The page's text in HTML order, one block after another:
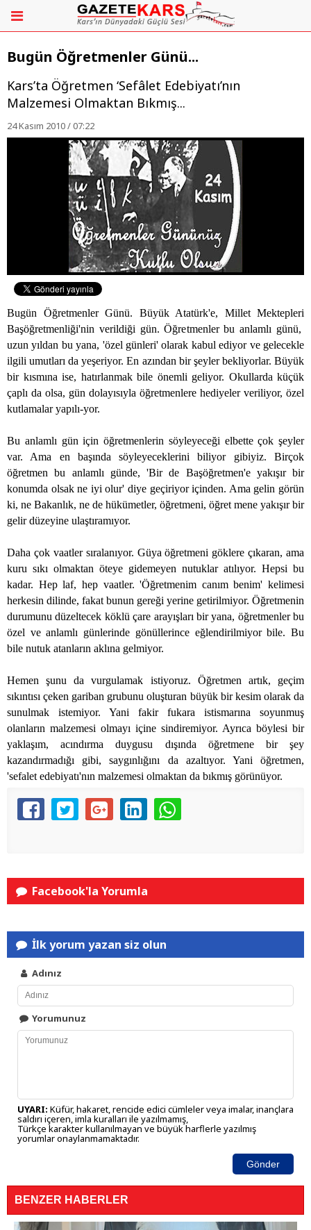
Bugün Öğretmenler Günü...
Kars’ta Öğretmen ‘Sefâlet Edebiyatı’nın
Malzemesi Olmaktan Bıkmış...
24 Kasım 2010 / 07:22
Bugün Öğretmenler Günü. Büyük Atatürk'e, Millet Mektepleri
Başöğretmenliği'nin verildiği gün. Öğretmenler bu anlamlı günü,
uzun yıldan bu yana, 'özel günleri' olarak kabul ediyor ve gelecekle
ilgili umutları da yeşeriyor. En azından bir şeyler bekliyorlar. Büyük
bir kısmına ise, hatırlanmak bile önemli geliyor. Okullarda küçük
çaplı da olsa, gün dolayısıyla öğretmenlere hediyeler veriliyor, özel
kutlamalar yapılı-yor.
Bu anlamlı gün için öğretmenlerin söyleyeceği elbette çok şeyler
var. Ama en başında söyleyeceklerini biliyor gibiyiz. Birçok
öğretmen bu anlamlı günde, 'Bir de Başöğretmen'e yakışır bir
konumda olsak ne iyi olur' diye geçiriyor içinden. Ama gelin görün
ki, ne Bakanlık, ne de hükümetler, öğretmeni, öğret mene yakışır bir
gelir düzeyine ulaştıramıyor.
Daha çok vaatler sıralanıyor. Güya öğretmeni göklere çıkaran, ama
kuru sıkı olmaktan öteye gidemeyen nutuklar atılıyor. Hepsi bu
kadar. Hep laf, hep vaatler. 'Öğretmenim canım benim' kelimesi
herkesin dilinde, fakat bunun gereği yerine getirilmiyor. Öğretmenin
durumunu düzeltecek köklü çare arayışları bir yana, öğretmenler bu
özel ve anlamlı günlerinde gönüllerince eğlendirilmiyor bile. Bu
bile nutuk atanların aklına gelmiyor.
Hemen şunu da vurgulamak istiyoruz. Öğretmen artık, geçim
sıkıntısı çeken gariban grubunu oluşturan büyük bir kesim olarak da
sunulmak istemiyor. Yani fakir fukara istismarına soyunmuş
olanların malzemesi olmayı içine sindiremiyor. Ayrıca böylesi bir
yaklaşım, acındırma duygusu dışında öğretmene bir şey
kazandırmadığı gibi, saygınlığını da azaltıyor. Yani öğretmen,
'sefalet edebiyatı'nın malzemesi olmaktan da bıkmış görünüyor.
Facebook'la Yorumla
İlk yorum yazan siz olun
Adınız
Yorumunuz
UYARI: Küfür, hakaret, rencide edici cümleler veya imalar, inançlara
saldırı içeren, imla kuralları ile yazılmamış,
Türkçe karakter kullanılmayan ve büyük harflerle yazılmış
yorumlar onaylanmamaktadır.
Gönder
BENZER HABERLER